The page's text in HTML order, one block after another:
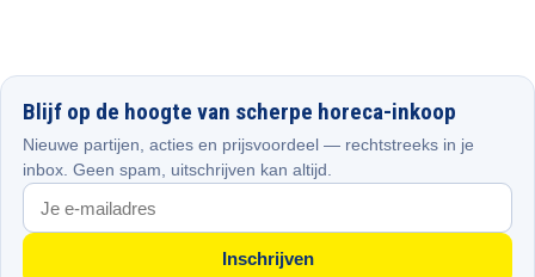
Blijf op de hoogte van scherpe horeca-inkoop
Nieuwe partijen, acties en prijsvoordeel — rechtstreeks in je
inbox. Geen spam, uitschrijven kan altijd.
Inschrijven